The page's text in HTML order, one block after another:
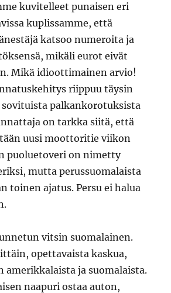
kuvitelleet punaisen eri
kuplissamme, että
katsoo numeroita ja
mikäli eurot eivät
Mikä idioottimainen arvio!
riippuu täysin
palkankorotuksista
on tarkka siitä, että
uusi moottoritie viikon
puoluetoveri on nimetty
mutta perussuomalaista
toinen ajatus. Persu ei halua
vitsin suomalainen.
opettavaista kaskua,
amerikkalaista ja suomalaista.
naapuri ostaa auton,